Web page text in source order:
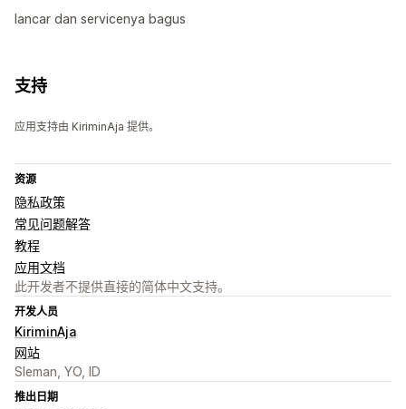
lancar dan servicenya bagus
支持
应用支持由 KiriminAja 提供。
资源
隐私政策
常见问题解答
教程
应用文档
此开发者不提供直接的简体中文支持。
开发人员
KiriminAja
网站
Sleman, YO, ID
推出日期